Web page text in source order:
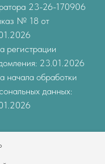
23-26-170906
№ 18 от
регистрации
23.01.2026
начала обработки
данных: